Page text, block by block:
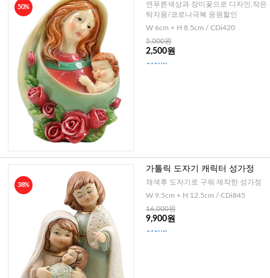
50%
연푸른색상과 장미꽃으로 디자인,작은
탁자용/코로나극복 응원할인
W 6cm + H 8.5cm / CDi420
5,000원
2,500원
38%
가톨릭 도자기 캐릭터 성가정
채색후 도자기로 구워 제작한 성가정
W 9.5cm + H 12.5cm / CDi845
16,000원
9,900원